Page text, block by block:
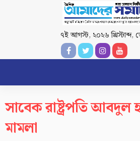
৭ই আগস্ট, ২০২৬ খ্রিস্টাব্দ,
সাবেক রাষ্ট্রপতি আবদুল
মামলা